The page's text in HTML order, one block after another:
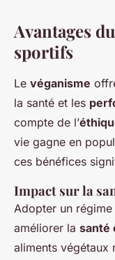
Avantages
sportifs
Le véganisme
la santé et les
compte de l’
vie gagne en
ces bénéfices
Impact sur la
Adopter un
améliorer la santé
aliments végétaux